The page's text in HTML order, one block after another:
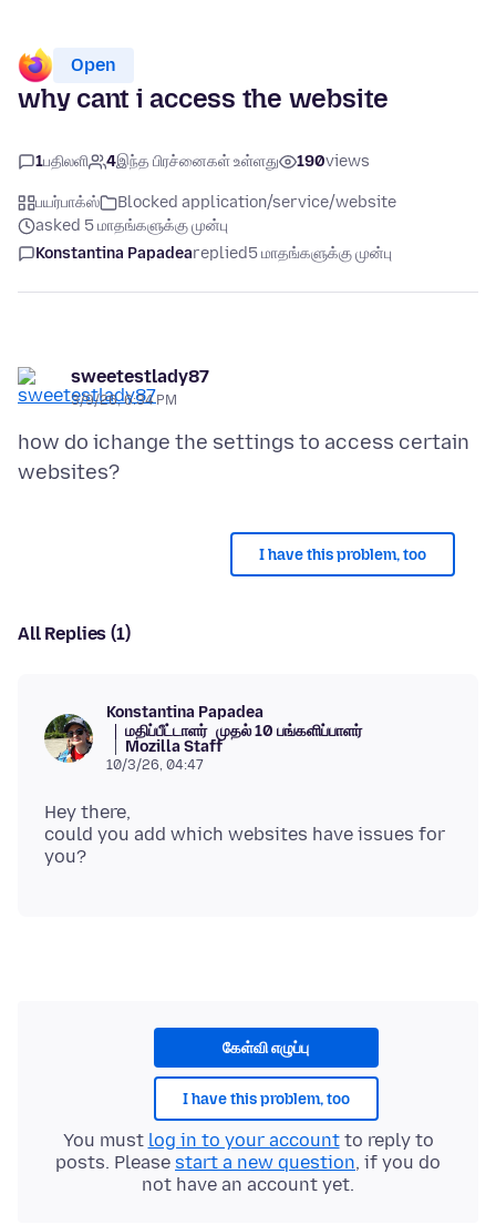
Open
why cant i access the website
1பதிலளி 4இந்த பிரச்னைகள் உள்ளது 190views
பயர்பாக்ஸ்
Blocked application/service/website
asked 5 மாதங்களுக்கு முன்பு
Konstantina Papadeareplied5 மாதங்களுக்கு முன்பு
sweetestlady87
3/9/26, 6:34 PM
how do ichange the settings to access certain
I have this problem, too
All Replies (1)
Konstantina Papadea
மதிப்பீட்டாளர் முதல் 10 பங்களிப்பாளர்
Mozilla Staff
10/3/26, 04:47
Hey there,
could you add which websites have issues for
கேள்வி எழுப்பு
I have this problem, too
You must log in to your accountto reply to
posts. Please start a new question, if you do
not have an account yet.